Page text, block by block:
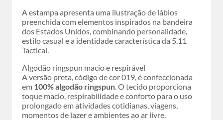
A estampa apresenta uma ilustração de lábios
preenchida com elementos inspirados na bandeira
dos Estados Unidos, combinando personalidade,
estilo casual e a identidade característica da 5.11
Tactical.
Algodão ringspun macio e respirável
A versão preta, código de cor 019, é confeccionada
em 100% algodão ringspun. O tecido proporciona
toque macio, respirabilidade e conforto para o uso
prolongado em atividades cotidianas, viagens,
momentos de lazer e ambientes ao ar livre.